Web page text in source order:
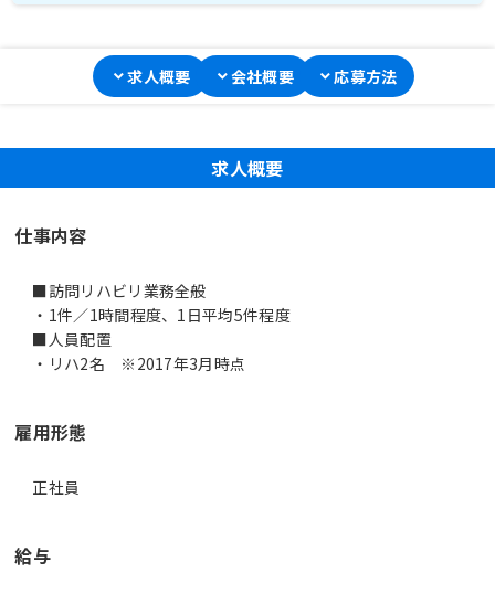
求人概要 会社概要 応募方法
求人概要
仕事内容
■訪問リハビリ業務全般
・1件／1時間程度、1日平均5件程度
■人員配置
・リハ2名 ※2017年3月時点
雇用形態
正社員
給与